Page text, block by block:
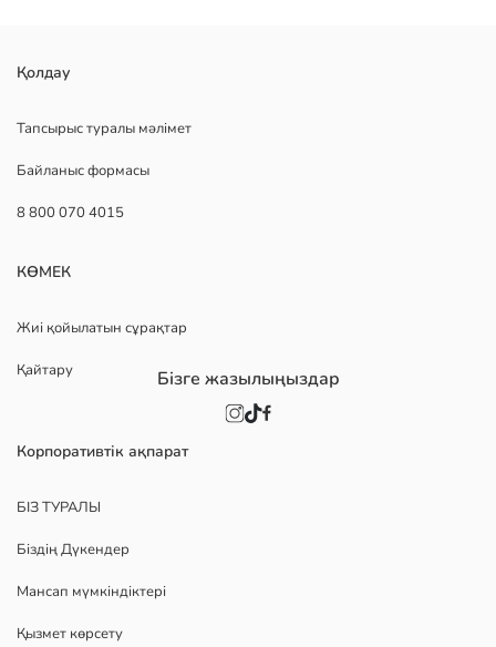
Қолдау
Тапсырыс туралы мәлімет
Байланыс формасы
8 800 070 4015
КӨМЕК
Жиі қойылатын сұрақтар
Қайтару
Корпоративтік ақпарат
БІЗ ТУРАЛЫ
Біздің Дүкендер
Мансап мүмкіндіктері
Қызмет көрсету
Бізге жазылыңыздар